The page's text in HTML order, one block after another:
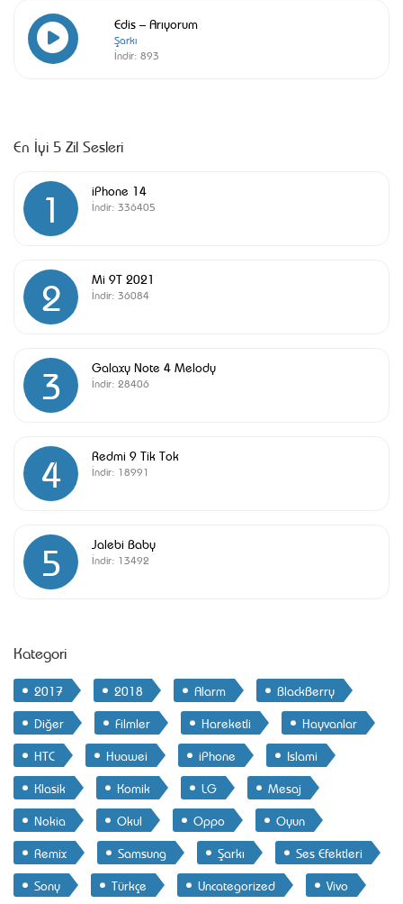
Edis – Arıyorum
Şarkı
İndir: 893
En İyi 5 Zil Sesleri
1 iPhone 14
İndir: 336405
2 Mi 9T 2021
İndir: 36084
3 Galaxy Note 4 Melody
İndir: 28406
4 Redmi 9 Tik Tok
İndir: 18991
5 Jalebi Baby
İndir: 13492
Kategori
2017 2018 Alarm
BlackBerry
Diğer
Filmler Hareketli
Hayvanlar
HTC
Huawei iPhone
Islami
Klasik
Komik LG
Mesaj
Nokia
Okul Oppo
Oyun
Remix
Samsung Şarkı
Ses Efektleri
Sony
Türkçe Uncategorized Vivo